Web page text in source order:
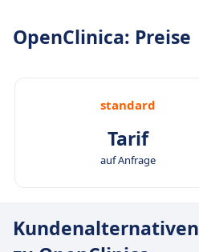
OpenClinica: Preise
standard
Tarif
auf Anfrage
Kundenalternativen